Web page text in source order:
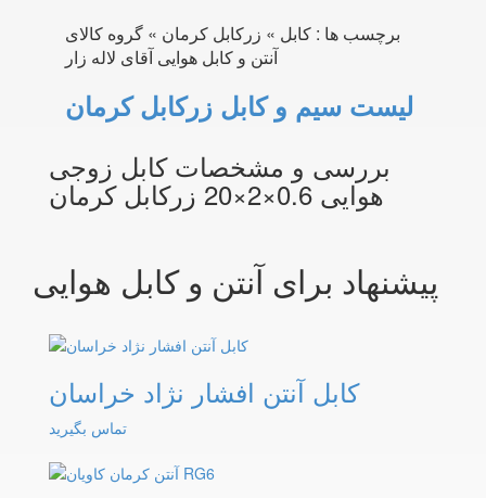
برچسب ها : کابل » زرکابل کرمان » گروه کالای
آنتن و کابل هوایی آقای لاله زار
لیست سیم و کابل زرکابل کرمان
بررسی و مشخصات کابل زوجی
هوایی 0.6×2×20 زرکابل کرمان
پیشنهاد برای آنتن و کابل هوایی
کابل آنتن افشار نژاد خراسان
تماس بگیرید